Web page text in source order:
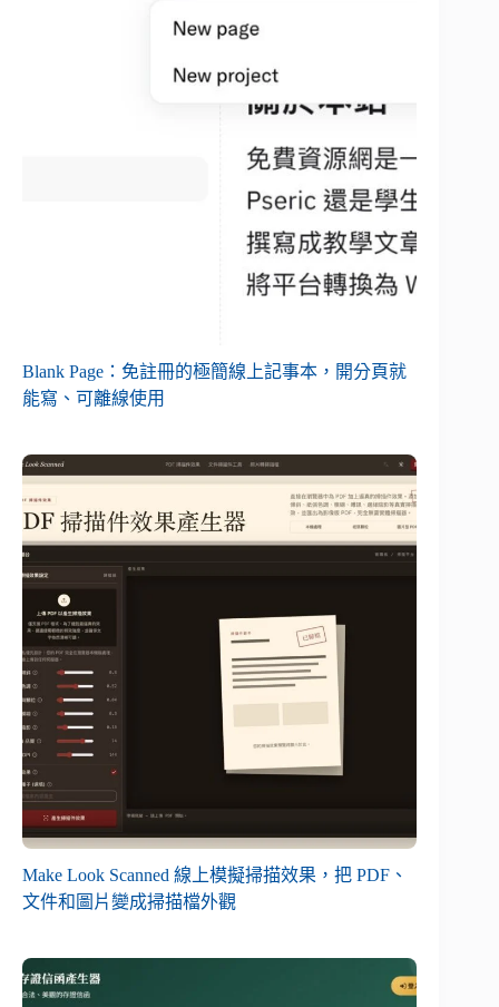
Blank Page：免註冊的極簡線上記事本，開分頁就
能寫、可離線使用
Make Look Scanned 線上模擬掃描效果，把 PDF、
文件和圖片變成掃描檔外觀